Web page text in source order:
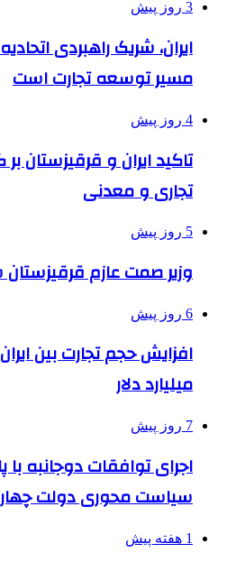
3 روز پیش
ایران، شریک راهبردی
مسیر توسعه تجارت است
4 روز پیش
تاکید ایران و
تجاری و معدنی
5 روز پیش
وزیر صمت عازم
6 روز پیش
میلیارد دلار
7 روز پیش
اجرای توافقات دوجانبه با
سیاست محوری دولت
1 هفته پیش